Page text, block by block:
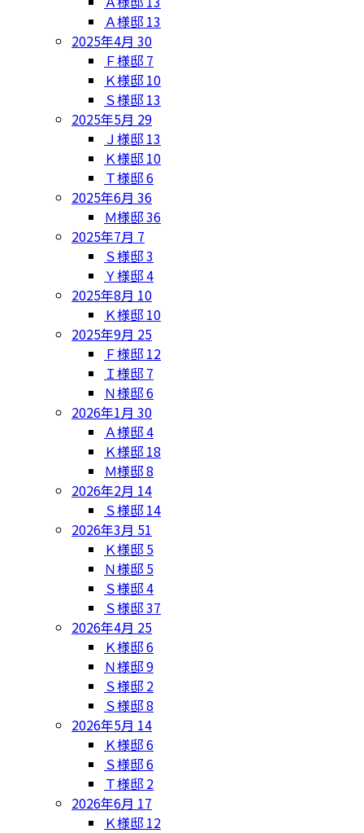
Ａ様邸 13
2025年4月 30
Ｆ様邸 7
Ｋ様邸 10
Ｓ様邸 13
2025年5月 29
Ｊ様邸 13
Ｋ様邸 10
Ｔ様邸6
2025年6月 36
Ｍ様邸36
2025年7月 7
Ｓ様邸3
Ｙ様邸4
2025年8月 10
Ｋ様邸 10
2025年9月 25
Ｆ様邸 12
Ｉ様邸 7
Ｎ様邸6
2026年1月 30
Ａ様邸4
Ｋ様邸 18
Ｍ様邸8
2026年2月 14
Ｓ様邸 14
2026年3月 51
Ｋ様邸 5
Ｎ様邸 5
Ｓ様邸4
Ｓ様邸37
2026年4月 25
Ｋ様邸6
Ｎ様邸9
Ｓ様邸 2
Ｓ様邸8
2026年5月 14
Ｋ様邸6
Ｓ様邸6
Ｔ様邸 2
2026年6月 17
Ｋ様邸 12